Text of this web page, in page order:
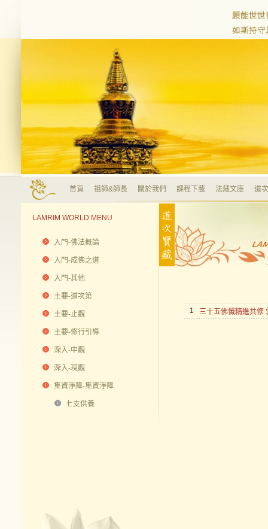
首頁 祖師&師長 關於我們 課程下載 法藏文庫 道
LAMRIM WORLD MENU
入門-佛法概論
入門-成佛之道
入門-其他
主要-道次第
主要-止觀
主要-修行引導
深入-中觀
深入-現觀
集資淨障-集資淨障
七支供養
1 三十五佛懺精進共修